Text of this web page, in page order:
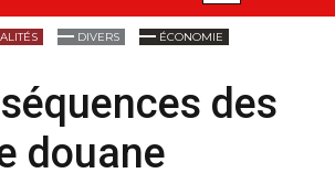
DIVERS
ÉCONOMIE
des
douane